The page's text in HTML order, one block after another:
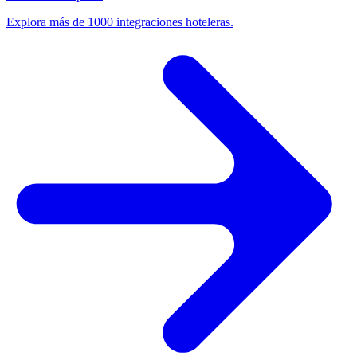
Explora más de 1000 integraciones hoteleras.